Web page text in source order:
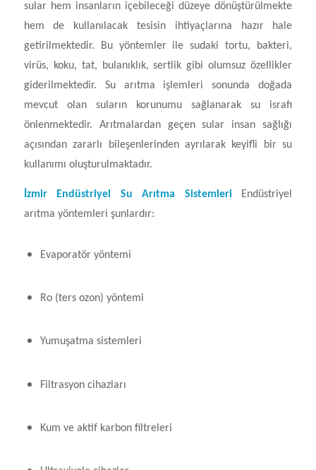
sular hem insanların içebileceği düzeye dönüştürülmekte
hem de kullanılacak tesisin ihtiyaçlarına hazır hale
getirilmektedir. Bu yöntemler ile sudaki tortu, bakteri,
virüs, koku, tat, bulanıklık, sertlik gibi olumsuz özellikler
giderilmektedir. Su arıtma işlemleri sonunda doğada
mevcut olan suların korunumu sağlanarak su israfı
önlenmektedir. Arıtmalardan geçen sular insan sağlığı
açısından zararlı bileşenlerinden ayrılarak keyifli bir su
kullanımı oluşturulmaktadır.
İzmir Endüstriyel Su Arıtma SistemleriEndüstriyel
arıtma yöntemleri şunlardır:
Evaporatör yöntemi
Ro (ters ozon) yöntemi
Yumuşatma sistemleri
Filtrasyon cihazları
Kum ve aktif karbon filtreleri